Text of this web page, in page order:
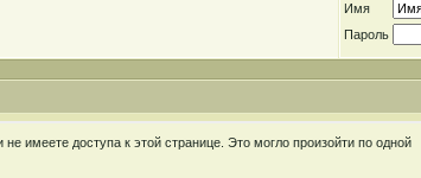
Имя
Пароль
имеете доступа к этой странице. Это могло произойти по одной